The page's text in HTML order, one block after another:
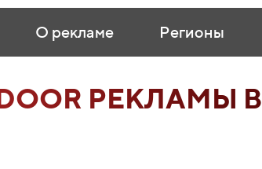
О рекламе Регионы
РЕКЛАМЫ В